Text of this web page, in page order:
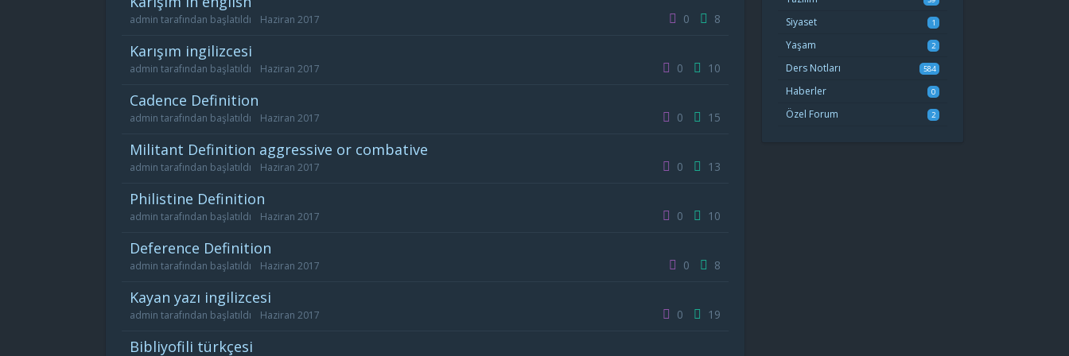
8
0
admin tarafından başlatıldı Haziran 2017
karışım ingilizcesi
10
0
admin tarafından başlatıldı Haziran 2017
cadence Definition
15
0
admin tarafından başlatıldı Haziran 2017
militant Definition aggressive or combative
13
0
admin tarafından başlatıldı Haziran 2017
philistine Definition
10
0
admin tarafından başlatıldı Haziran 2017
deference Definition
8
0
admin tarafından başlatıldı Haziran 2017
kayan yazı ingilizcesi
19
0
admin tarafından başlatıldı Haziran 2017
bibliyofili türkçesi
1
Siyaset
2
Yaşam
584
Ders Notları
0
Haberler
2
Özel Forum